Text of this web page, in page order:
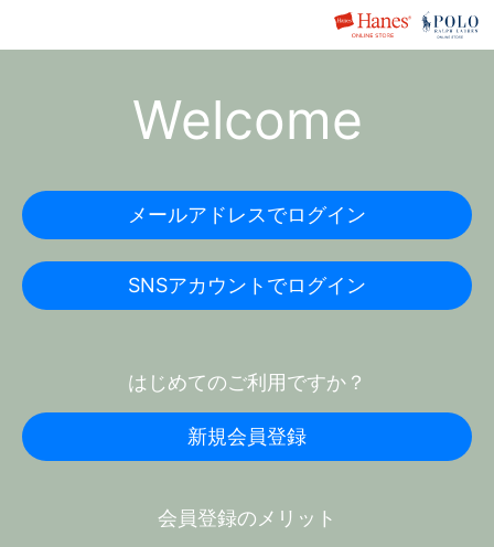
Welcome
メールアドレスでログイン
SNSアカウントでログイン
はじめてのご利用ですか？
新規会員登録
会員登録のメリット